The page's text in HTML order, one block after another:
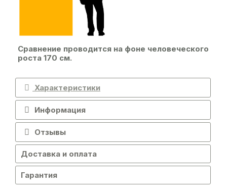
Сравнение проводится на фоне человеческого
роста 170 см.
Характеристики
Информация
Отзывы
Доставка и оплата
Гарантия